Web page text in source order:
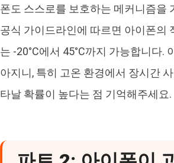
폰도 스스로를 보호하는 메커니즘을
공식 가이드라인에 따르면 아이폰의
는 -20°C에서 45°C까지 가능합니다
아지니, 특히 고온 환경에서 장시간
타날 확률이 높다는 점 기억해주세요.